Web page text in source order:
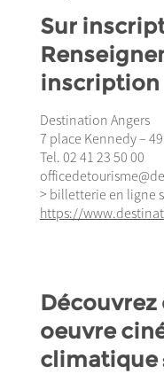
Sur
inscription
Destination Angers
7 place Kennedy –
Tel. 02 41 23 50 00
> billetterie en ligne
https://
oeuvre
climatique